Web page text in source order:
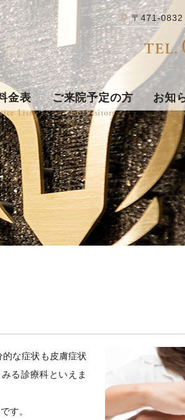
〒471-0832
TEL.
金表
List
ご来院予定の方
For Visitors
お知
的な症状も皮膚症状
る診療科といえま
す。